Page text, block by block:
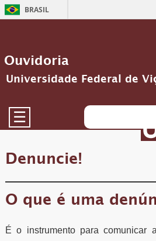
BRASIL
Ouvidoria
Universidade Federal de
☰
Denuncie!
O que é uma
É o instrumento para comunicar